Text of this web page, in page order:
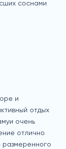
соснами
и
отдых
очень
отлично
размеренного